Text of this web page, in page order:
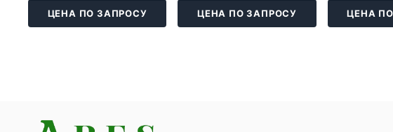
ЦЕНА ПО ЗАПРОСУ ЦЕНА ПО ЗАПРОСУ ЦЕНА